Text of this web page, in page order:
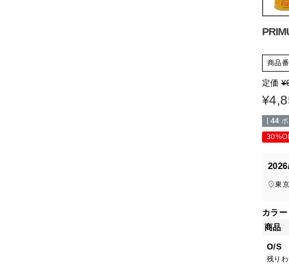
商品
定価 ¥
¥
[ 44
東
カラー
商品
O/S
残り